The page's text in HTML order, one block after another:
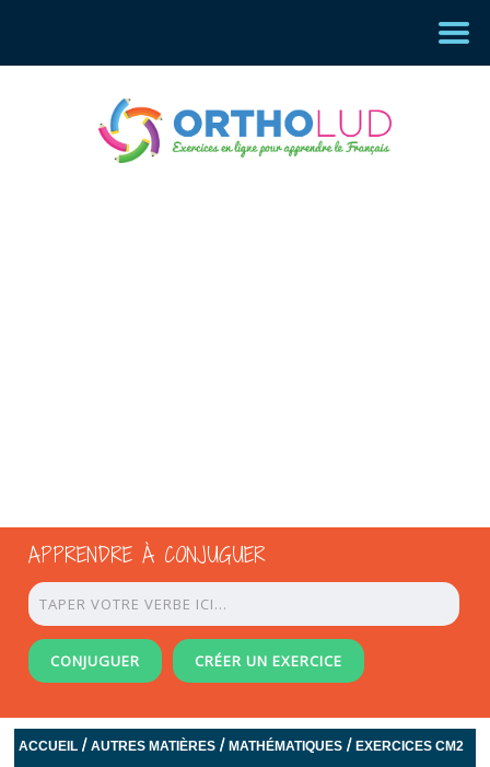
APPRENDRE À CONJUGUER
CONJUGUER CRÉER UN EXERCICE
ACCUEIL /AUTRES MATIÈRES /MATHÉMATIQUES /EXERCICES CM2